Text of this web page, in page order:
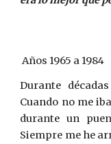
Años 1965 a 1984
Durante
Cuando no me
durante un
Siempre me he